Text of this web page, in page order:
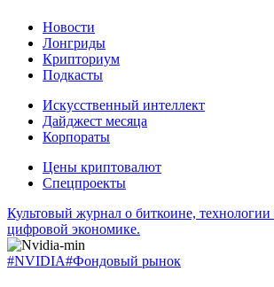
Новости
Лонгриды
Крипториум
Подкасты
Искусственный интеллект
Дайджест месяца
Корпораты
Цены криптовалют
Спецпроекты
Культовый журнал о биткоине, технологии
цифровой экономике.
#NVIDIA#Фондовый рынок